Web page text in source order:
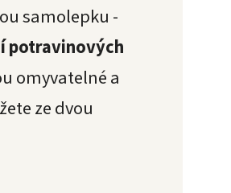
samolepku -
potravinových
omyvatelné a
ze dvou